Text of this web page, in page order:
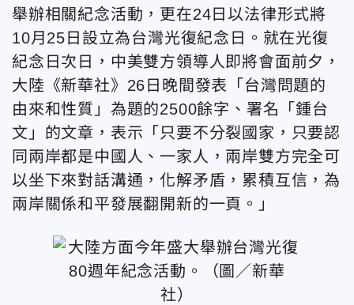
舉辦相關紀念活動，更在24日以法律形式將
10月25日設立為台灣光復紀念日。就在光復
紀念日次日，中美雙方領導人即將會面前夕，
大陸《新華社》26日晚間發表「台灣問題的
由來和性質」為題的2500餘字、署名「鍾台
文」的文章，表示「只要不分裂國家，只要認
同兩岸都是中國人、一家人，兩岸雙方完全可
以坐下來對話溝通，化解矛盾，累積互信，為
兩岸關係和平發展翻開新的一頁。」